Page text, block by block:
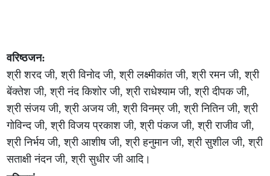
वरिष्ठजन:
श्री शरद जी, श्री विनोद जी, श्री लक्ष्मीकांत जी, श्री रमन जी, श्री
बेंक्तेश जी, श्री नंद किशोर जी, श्री राधेश्याम जी, श्री दीपक जी,
श्री संजय जी, श्री अजय जी, श्री विनम्र जी, श्री नितिन जी, श्री
गोविन्द जी, श्री विजय प्रकाश जी, श्री पंकज जी, श्री राजीव जी,
श्री निर्भय जी, श्री आशीष जी, श्री हनुमान जी, श्री सुशील जी, श्री
सताक्षी नंदन जी, श्री सुधीर जी आदि।